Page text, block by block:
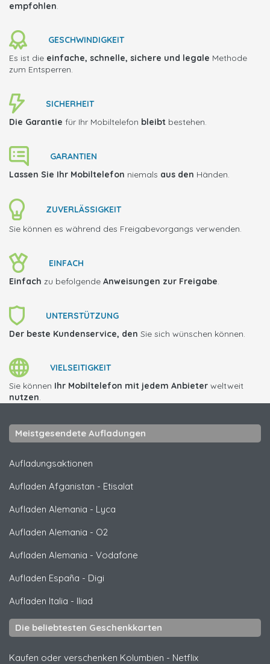
empfohlen.
GESCHWINDIGKEIT
Es ist die einfache, schnelle, sichere und legale Methode
zum Entsperren.
SICHERHEIT
Die Garantie für Ihr Mobiltelefon bleibt bestehen.
GARANTIEN
Lassen Sie Ihr Mobiltelefon niemals aus den Händen.
ZUVERLÄSSIGKEIT
Sie können es während des Freigabevorgangs verwenden.
EINFACH
Einfach zu befolgende Anweisungen zur Freigabe.
UNTERSTÜTZUNG
Der beste Kundenservice, den Sie sich wünschen können.
VIELSEITIGKEIT
Sie können Ihr Mobiltelefon mit jedem Anbieter weltweit
nutzen.
Meistgesendete Aufladungen
Aufladungsaktionen
Aufladen Afganistan - Etisalat
Aufladen Alemania - Lyca
Aufladen Alemania - O2
Aufladen Alemania - Vodafone
Aufladen España - Digi
Aufladen Italia - Iliad
Die beliebtesten Geschenkkarten
Kaufen oder verschenken Kolumbien - Netflix